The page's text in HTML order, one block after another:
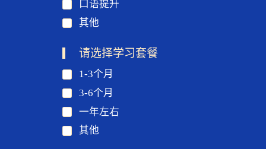
口语提升
其他
请选择学习套餐
1-3个月
3-6个月
一年左右
其他